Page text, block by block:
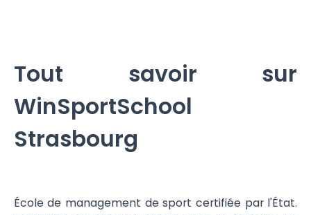
Tout savoir sur
WinSportSchool
Strasbourg
École de management de sport certifiée par l'État.